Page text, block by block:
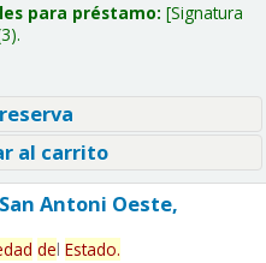
para préstamo: Signatura
al carrito
Antoni Oeste,
del Estado.